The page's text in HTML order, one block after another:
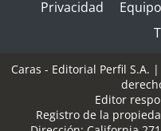
Privacidad
Equipo
Caras - Editorial Perfil S.A. |
Editor
Registro de la